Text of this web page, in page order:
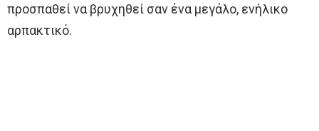
προσπαθεί να βρυχηθεί σαν ένα μεγάλο, ενήλικο
αρπακτικό.